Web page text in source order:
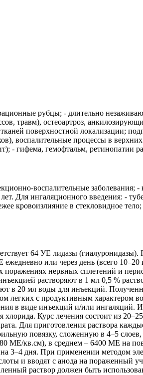
рубцы; - длительно
травм), остеоартроз,
поверхностной локализации;
воспалительные процессы в
- гифема, гемофтальм, ретинопатии
воспалительные заболевания;
Для ингаляционного введения: -
кровоизлияние в стекловидное
64 УЕ лидазы
или через день (всего
поражениях нервных сплетений и
растворяют в 1 мл 0,5 %
в 20 мл воды для инъекций.
легких с продуктивным
в виде инъекций и/или
хлорида. Курс лечения состоит из
Для приготовления раствора
повязку, сложенную в 4–5
МЕ/кв.см), в среднем – 6400 МЕ на
3–4 дня. При применении методом
и вводят с анода на
раствор должен быть